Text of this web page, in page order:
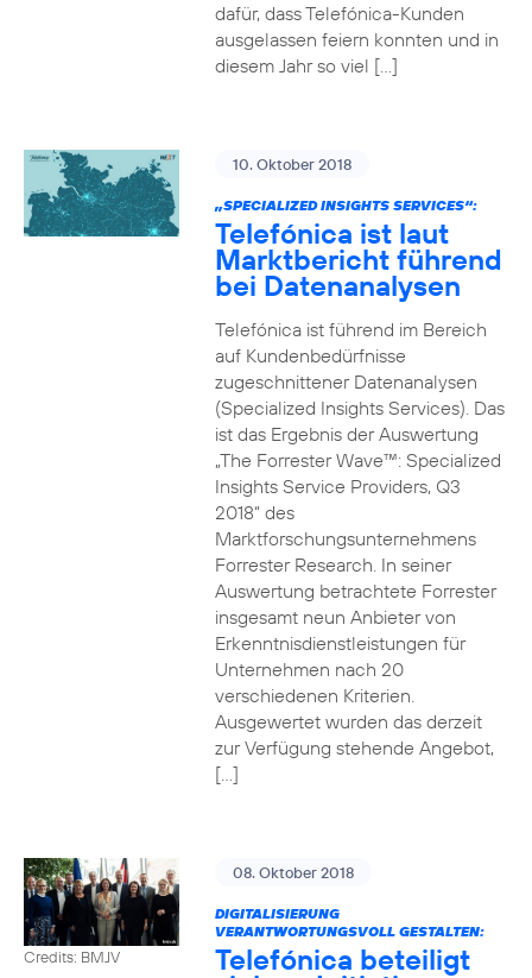
dafür, dass Telefónica-Kunden
ausgelassen feiern konnten und in
diesem Jahr so viel […]
10. Oktober 2018
„SPECIALIZED INSIGHTS SERVICES“:
Telefónica ist laut
Marktbericht führend
bei Datenanalysen
Telefónica ist führend im Bereich
auf Kundenbedürfnisse
zugeschnittener Datenanalysen
(Specialized Insights Services). Das
ist das Ergebnis der Auswertung
„The Forrester Wave™: Specialized
Insights Service Providers, Q3
2018“ des
Marktforschungsunternehmens
Forrester Research. In seiner
Auswertung betrachtete Forrester
insgesamt neun Anbieter von
Erkenntnisdienstleistungen für
Unternehmen nach 20
verschiedenen Kriterien.
Ausgewertet wurden das derzeit
zur Verfügung stehende Angebot,
[…]
Credits: BMJV
08. Oktober 2018
DIGITALISIERUNG
VERANTWORTUNGSVOLL GESTALTEN:
Telefónica beteiligt